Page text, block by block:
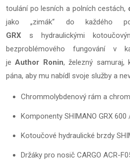
toulání po lesních a polních cestách,
jako „zimák“ do každého
GRX s hydraulickými
bezproblémového fungování v
jeAuthor Ronin, železný samuraj,
pána, aby mu nabídl svoje služby a
Chrommolybdenový rám a
Komponenty SHIMANO GRX
Kotoučové hydraulické brzdy
Držáky pro nosič CARGO ACR-